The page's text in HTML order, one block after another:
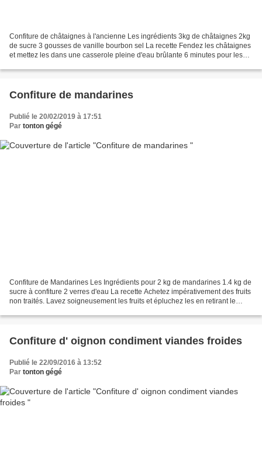
Confiture de châtaignes à l'ancienne Les ingrédients 3kg de châtaignes 2kg
de sucre 3 gousses de vanille bourbon sel La recette Fendez les châtaignes
et mettez les dans une casserole pleine d'eau brûlante 6 minutes pour les
Confiture de mandarines
Publié le 20/02/2019 à 17:51
Par tonton gégé
Confiture de Mandarines Les Ingrédients pour 2 kg de mandarines 1.4 kg de
sucre à confiture 2 verres d'eau La recette Achetez impérativement des fruits
non traités. Lavez soigneusement les fruits et épluchez les en retirant le
Confiture d' oignon condiment viandes froides
Publié le 22/09/2016 à 13:52
Par tonton gégé